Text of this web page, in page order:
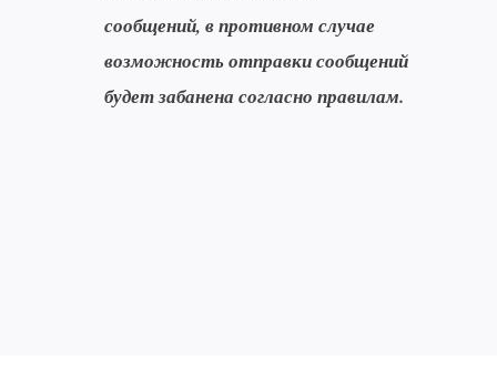
сообщений, в противном случае
возможность отправки сообщений
будет забанена согласно правилам.